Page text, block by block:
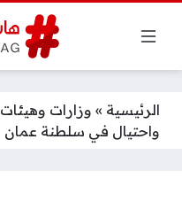
الرئيسية » وزارات وهيئات
واحتيال في سلطنة عمان